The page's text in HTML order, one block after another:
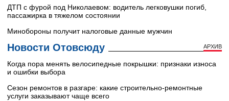
ДТП с фурой под Николаевом: водитель легковушки погиб,
пассажирка в тяжелом состоянии
Минобороны получит налоговые данные мужчин
Новости Отовсюду АРХИВ
Когда пора менять велосипедные покрышки: признаки износа
и ошибки выбора
Сезон ремонтов в разгаре: какие строительно-ремонтные
услуги заказывают чаще всего